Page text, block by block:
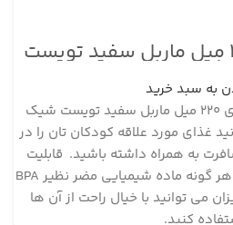
بگ پوره خوری ۲۲۰ میل ماربل سفید تویست
شیک
به سبد خرید
با استفاده از بگ پوره خوری ۲۲۰ میل ماربل سفید تویست شیک
غذای مورد علاقه کودکان تان را در
به همراه داشته باشید. قابلیت
استفاده مجدد دارند و فاقد هر گونه ماده شیمیایی مضر نظیر BPA
می توانید با خیال راحت از آن ها
کنید.